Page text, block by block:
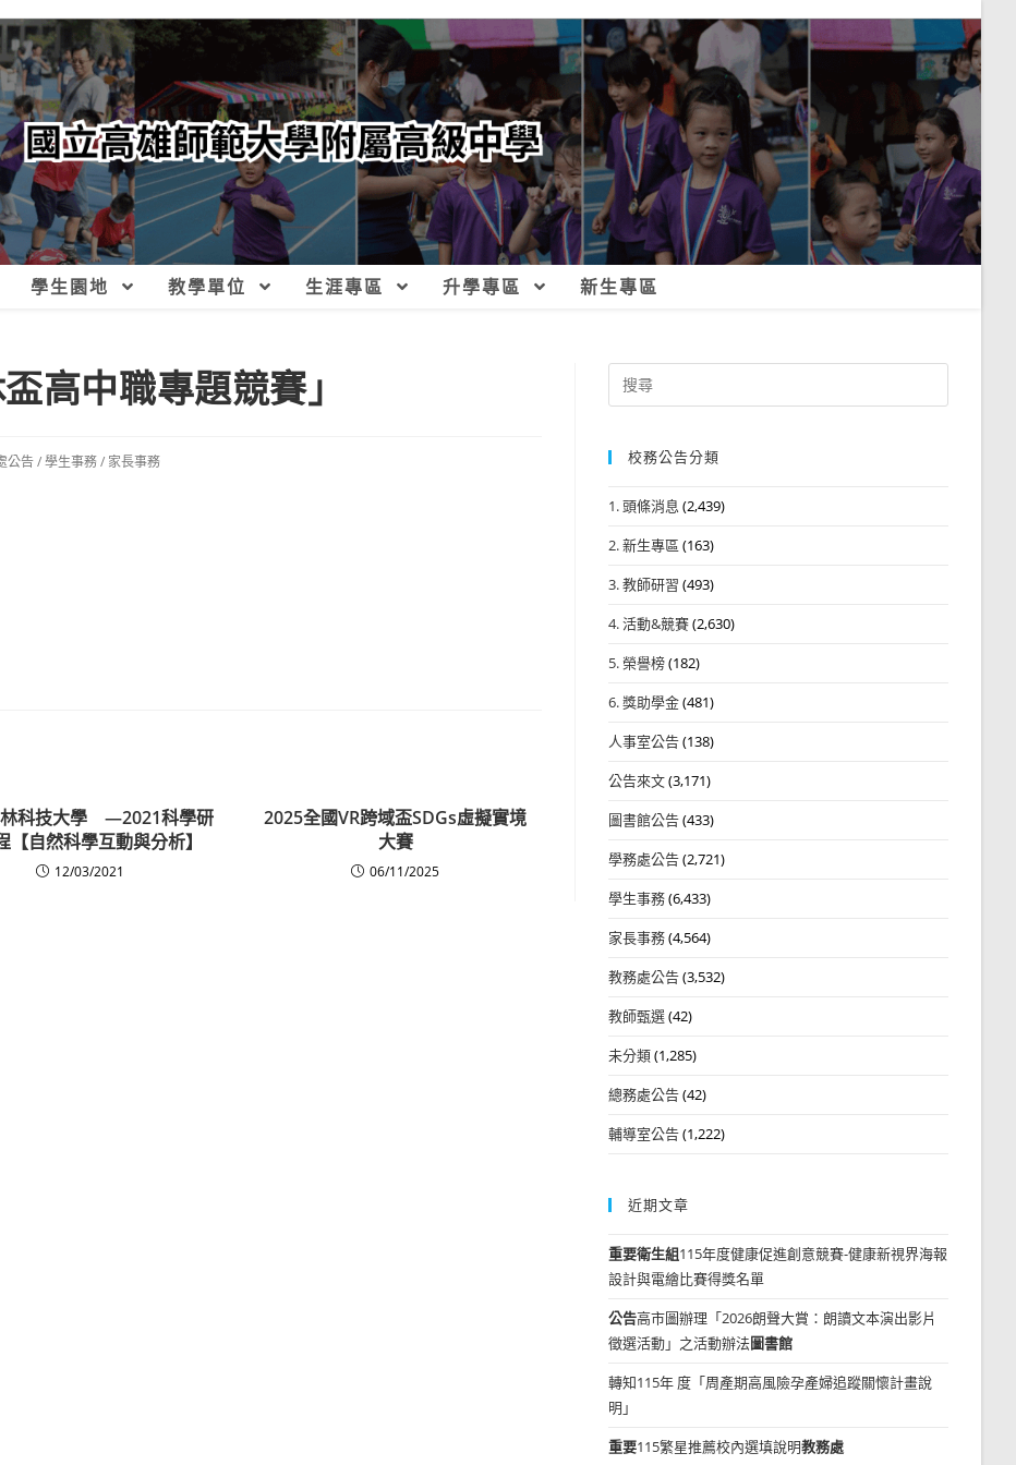
學生園地 教學單位 生涯專區 升學專區 新生專區
高中職專題競賽」
公告/學生事務/ 家長事務
林科技大學 —2021科學研
【自然科學互動與分析】
12/03/2021
2025全國VR跨域盃SDGs虛擬實境
大賽
06/11/2025
Search
for:
校務公告分類
1. 頭條消息 (2,439)
2. 新生專區 (163)
3. 教師研習 (493)
4. 活動&競賽(2,630)
5. 榮譽榜(182)
6. 獎助學金(481)
人事室公告(138)
公告來文(3,171)
圖書館公告(433)
學務處公告(2,721)
學生事務(6,433)
家長事務(4,564)
教務處公告(3,532)
教師甄選(42)
未分類(1,285)
總務處公告(42)
輔導室公告(1,222)
近期文章
重要衛生組115年度健康促進創意競賽-健康新視界海報
設計與電繪比賽得獎名單
公告高市圖辦理「2026朗聲大賞：朗讀文本演出影片
徵選活動」之活動辦法圖書館
轉知115年 度「周產期高風險孕產婦追蹤關懷計畫說
明」
重要115繁星推薦校內選填說明教務處